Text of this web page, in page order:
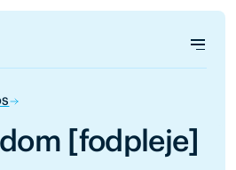
[fodpleje]